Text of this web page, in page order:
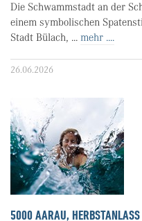
Die Schwammstadt an der
einem symbolischen
Stadt Bülach, ... mehr ....
26.06.2026
5000 AARAU,